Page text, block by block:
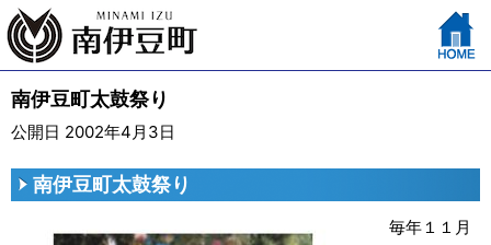
南伊豆町太鼓祭り
公開日 2002年4月3日
南伊豆町太鼓祭り
毎年１１月